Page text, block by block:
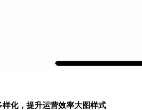
样化，提升运营效率大图样式